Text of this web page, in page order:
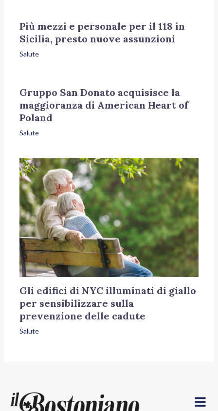
Più mezzi e personale per il 118 in
Sicilia, presto nuove assunzioni
Salute
Gruppo San Donato acquisisce la
maggioranza di American Heart of
Poland
Salute
Gli edifici di NYC illuminati di giallo
per sensibilizzare sulla
prevenzione delle cadute
Salute
Menu